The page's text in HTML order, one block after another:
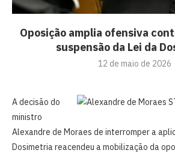
Oposição amplia ofensiva
suspensão da Lei da
12 de maio de 2026
A decisão do
ministro
Alexandre de Moraes de interromper a
Dosimetria reacendeu a mobilização da